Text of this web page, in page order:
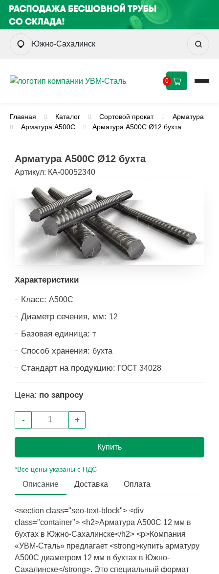
Южно-Сахалинск
0
Главная Каталог Сортовой прокат
Арматура
Арматура А500С
Арматура А500С Ø12 бухта
Арматура А500С Ø12 бухта
Артикул: КА-00052340
Характеристики
Класс: А500С
Диаметр сечения, мм: 12
Базовая единица: т
Способ хранения: бухта
Стандарт на продукцию: ГОСТ 34028
Цена: по запросу
- +
Купить
*Все цены указаны с НДС
Описание Доставка Оплата
<section class="seo-text-block"> <div
class="container"> <h2>Арматура А500С 12 мм в
бухтах в Южно-Сахалинске</h2> <p>Компания
«УВМ-Сталь» предлагает <strong>купить арматуру
А500С диаметром 12 мм в бухтах в Южно-
Сахалинске</strong>. Это специальный формат